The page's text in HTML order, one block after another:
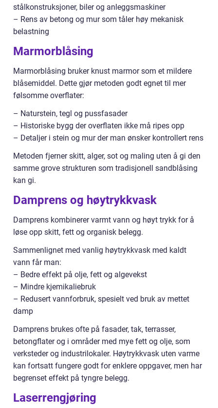
stålkonstruksjoner, biler og anleggsmaskiner
– Rens av betong og mur som tåler høy mekanisk
belastning
Marmorblåsing
Marmorblåsing bruker knust marmor som et mildere
blåsemiddel. Dette gjør metoden godt egnet til mer
følsomme overflater:
– Naturstein, tegl og pussfasader
– Historiske bygg der overflaten ikke må ripes opp
– Detaljer i stein og mur der man ønsker kontrollert rens
Metoden fjerner skitt, alger, sot og maling uten å gi den
samme grove strukturen som tradisjonell sandblåsing
kan gi.
Damprens og høytrykkvask
Damprens kombinerer varmt vann og høyt trykk for å
løse opp skitt, fett og organisk belegg.
Sammenlignet med vanlig høytrykkvask med kaldt
vann får man:
– Bedre effekt på olje, fett og algevekst
– Mindre kjemikaliebruk
– Redusert vannforbruk, spesielt ved bruk av mettet
damp
Damprens brukes ofte på fasader, tak, terrasser,
betongflater og i områder med mye fett og olje, som
verksteder og industrilokaler. Høytrykkvask uten varme
kan fortsatt fungere godt for enklere oppgaver, men har
begrenset effekt på tyngre belegg.
Laserrengjøring